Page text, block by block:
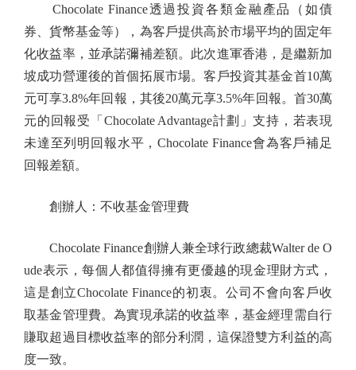
Chocolate Finance透過投資各類金融產品（如債
券、貨幣基金等），為客戶提供高於市場平均的固定年
化收益率，並承諾彌補差額。此次進軍香港，是繼新加
坡成功營運後的首個拓展市場。客戶投資其基金首10萬
元可享3.8%年回報，其後20萬元享3.5%年回報。首30萬
元的回報受「Chocolate Advantage計劃」支持，若表現
未達至列明回報水平，Chocolate Finance會為客戶補足
回報差額。
創辦人：不收基金管理費
Chocolate Finance創辦人兼全球行政總裁Walter de O
ude表示，每個人都值得擁有更優越的現金理財方式，
這是創立Chocolate Finance的初衷。公司不會向客戶收
取基金管理費。為實現承諾的收益率，基金經理需自行
賺取超過目標收益率的部分利潤，這保證雙方利益的高
度一致。